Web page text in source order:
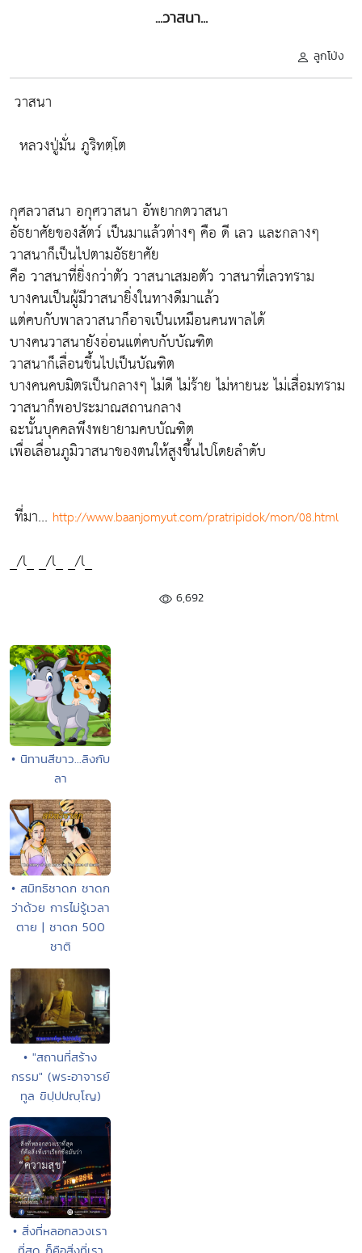
...วาสนา...
ลูกโป่ง
วาสนา
หลวงปู่มั่น ภูริทตฺโต
กุศลวาสนา อกุศวาสนา อัพยากตวาสนา
อัธยาศัยของสัตว์ เป็นมาแล้วต่างๆ คือ ดี เลว และกลางๆ
วาสนาก็เป็นไปตามอัธยาศัย
คือ วาสนาที่ยิ่งกว่าตัว วาสนาเสมอตัว วาสนาที่เลวทราม
บางคนเป็นผู้มีวาสนายิ่งในทางดีมาแล้ว
แต่คบกับพาลวาสนาก็อาจเป็นเหมือนคนพาลได้
บางคนวาสนายังอ่อนแต่คบกับบัณฑิต
วาสนาก็เลื่อนขึ้นไปเป็นบัณฑิต
บางคนคบมิตรเป็นกลางๆ ไม่ดี ไม่ร้าย ไม่หายนะ ไม่เสื่อมทราม
วาสนาก็พอประมาณสถานกลาง
ฉะนั้นบุคคลพึงพยายามคบบัณฑิต
เพื่อเลื่อนภูมิวาสนาของตนให้สูงขึ้นไปโดยลำดับ
ที่มา... http://www.baanjomyut.com/pratripidok/mon/08.html
_/l_ _/l_ _/l_
6,692
• นิทานสีขาว...ลิงกับ
ลา
• สมิทธิชาดก ชาดก
ว่าด้วย การไม่รู้เวลา
ตาย | ชาดก 500
ชาติ
• "สถานที่สร้าง
กรรม" (พระอาจารย์
ทูล ขิปฺปปญฺโญ)
• สิ่งที่หลอกลวงเรา